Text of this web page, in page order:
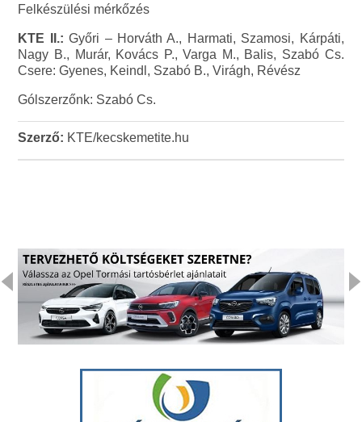
Felkészülési mérkőzés
KTE II.: Győri – Horváth A., Harmati, Szamosi, Kárpáti,
Nagy B., Murár, Kovács P., Varga M., Balis, Szabó Cs.
Csere: Gyenes, Keindl, Szabó B., Virágh, Révész
Gólszerzőnk: Szabó Cs.
Szerző: KTE/kecskemetite.hu